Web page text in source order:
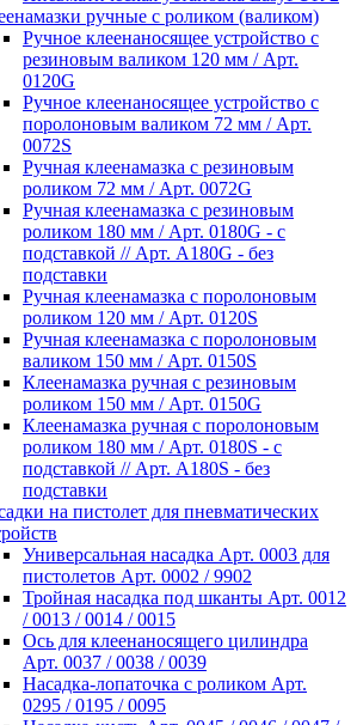
ручные с роликом (валиком)
Ручное клеенаносящее устройство с
резиновым валиком 120 мм / Арт.
0120G
Ручное клеенаносящее устройство с
поролоновым валиком 72 мм / Арт.
0072S
Ручная клеенамазка с резиновым
роликом 72 мм / Арт. 0072G
Ручная клеенамазка с резиновым
роликом 180 мм / Арт. 0180G - с
подставкой // Арт. А180G - без
подставки
Ручная клеенамазка с поролоновым
роликом 120 мм / Арт. 0120S
Ручная клеенамазка с поролоновым
валиком 150 мм / Арт. 0150S
Клеенамазка ручная с резиновым
роликом 150 мм / Арт. 0150G
Клеенамазка ручная с поролоновым
роликом 180 мм / Арт. 0180S - с
подставкой // Арт. A180S - без
подставки
на пистолет для пневматических
Универсальная насадка Арт. 0003 для
пистолетов Арт. 0002 / 9902
Тройная насадка под шканты Арт. 0012
/ 0013 / 0014 / 0015
Ось для клеенаносящего цилиндра
Арт. 0037 / 0038 / 0039
Насадка-лопаточка с роликом Арт.
0295 / 0195 / 0095